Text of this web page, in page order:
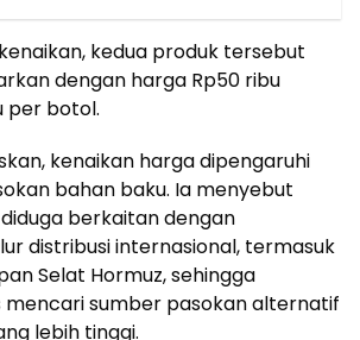
kedua produk tersebut
dengan harga Rp50 ribu
per botol.
kenaikan harga dipengaruhi
bahan baku. Ia menyebut
berkaitan dengan
distribusi internasional, termasuk
Selat Hormuz, sehingga
sumber pasokan alternatif
lebih tinggi.